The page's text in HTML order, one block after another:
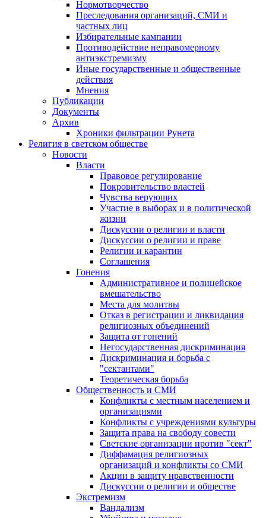
Нормотворчество
Преследования организаций, СМИ и
частных лиц
Избирательные кампании
Противодействие неправомерному
антиэкстремизму
Иные государственные и общественные
действия
Мнения
Публикации
Документы
Архив
Хроники фильтрации Рунета
Религия в светском обществе
Новости
Власти
Правовое регулирование
Покровительство властей
Чувства верующих
Участие в выборах и в политической
жизни
Дискуссии о религии и власти
Дискуссии о религии и праве
Религии и карантин
Соглашения
Гонения
Административное и полицейское
вмешательство
Места для молитвы
Отказ в регистрации и ликвидация
религиозных объединений
Защита от гонений
Негосударственная дискриминация
Дискриминация и борьба с
"сектантами"
Теоретическая борьба
Общественность и СМИ
Конфликты с местным населением и
организациями
Конфликты с учреждениями культуры
Защита права на свободу совести
Светские организации против "сект"
Диффамация религиозных
организаций и конфликты со СМИ
Акции в защиту нравственности
Дискуссии о религии и обществе
Экстремизм
Вандализм